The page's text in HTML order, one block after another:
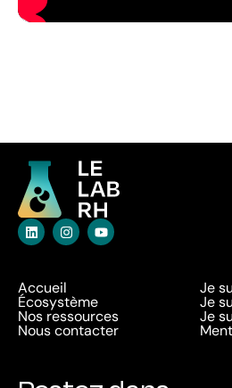
Accueil
Écosystème
Nos ressources
Nous contacter
Je
Je
Je